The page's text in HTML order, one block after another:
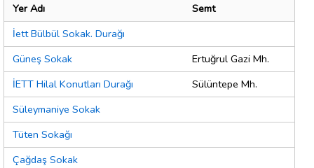
Yer Adı
Semt
İett Bülbül Sokak. Durağı
Güneş Sokak
Ertuğrul Gazi Mh.
İETT Hilal Konutları Durağı
Sülüntepe Mh.
Süleymaniye Sokak
Tüten Sokağı
Çağdaş Sokak